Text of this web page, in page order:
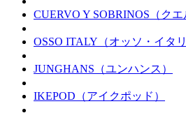
CUERVO Y SOBRINOS（クエ
OSSO ITALY（オッソ・イタリ
JUNGHANS（ユンハンス）
IKEPOD（アイクポッド）